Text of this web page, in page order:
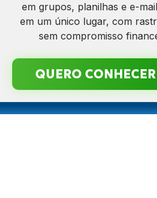
em grupos, planilhas e e-
em um único lugar, com
sem compromisso
QUERO